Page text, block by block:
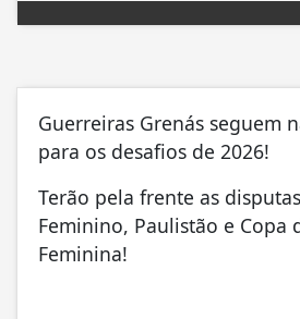
Guerreiras Grenás seguem
para os desafios de 2026!
Terão pela frente as
Feminino, Paulistão e Copa
Feminina!